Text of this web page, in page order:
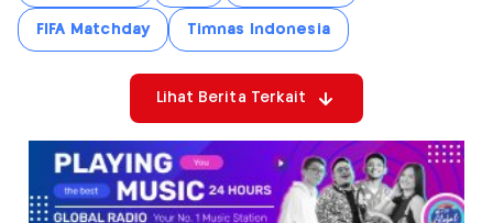
FIFA Matchday Timnas Indonesia
Lihat Berita Terkait